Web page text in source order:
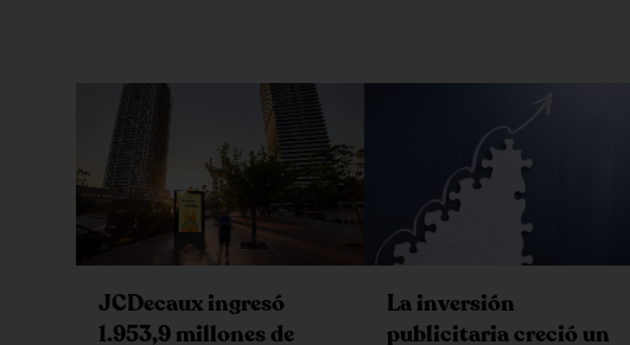
JCDecaux ingresó
1.953,9 millones de
La inversión
publicitaria creció un